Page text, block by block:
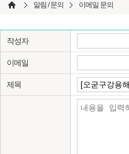
알림 / 문의 이메일 문의
작성자
이메일
제목